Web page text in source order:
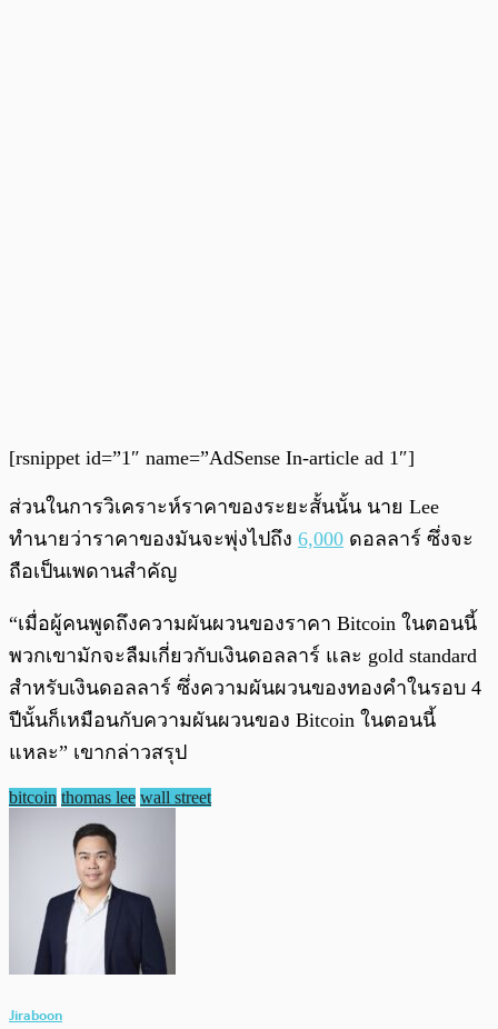
[rsnippet id=”1″ name=”AdSense In-article ad 1″]
ส่วนในการวิเคราะห์ราคาของระยะสั้นนั้น นาย Lee
ทำนายว่าราคาของมันจะพุ่งไปถึง 6,000 ดอลลาร์ ซึ่งจะ
ถือเป็นเพดานสำคัญ
“เมื่อผู้คนพูดถึงความผันผวนของราคา Bitcoin ในตอนนี้
พวกเขามักจะลืมเกี่ยวกับเงินดอลลาร์ และ gold standard
สำหรับเงินดอลลาร์ ซึ่งความผันผวนของทองคำในรอบ 4
ปีนั้นก็เหมือนกับความผันผวนของ Bitcoin ในตอนนี้
แหละ” เขากล่าวสรุป
bitcoin thomas lee wall street
Jiraboon